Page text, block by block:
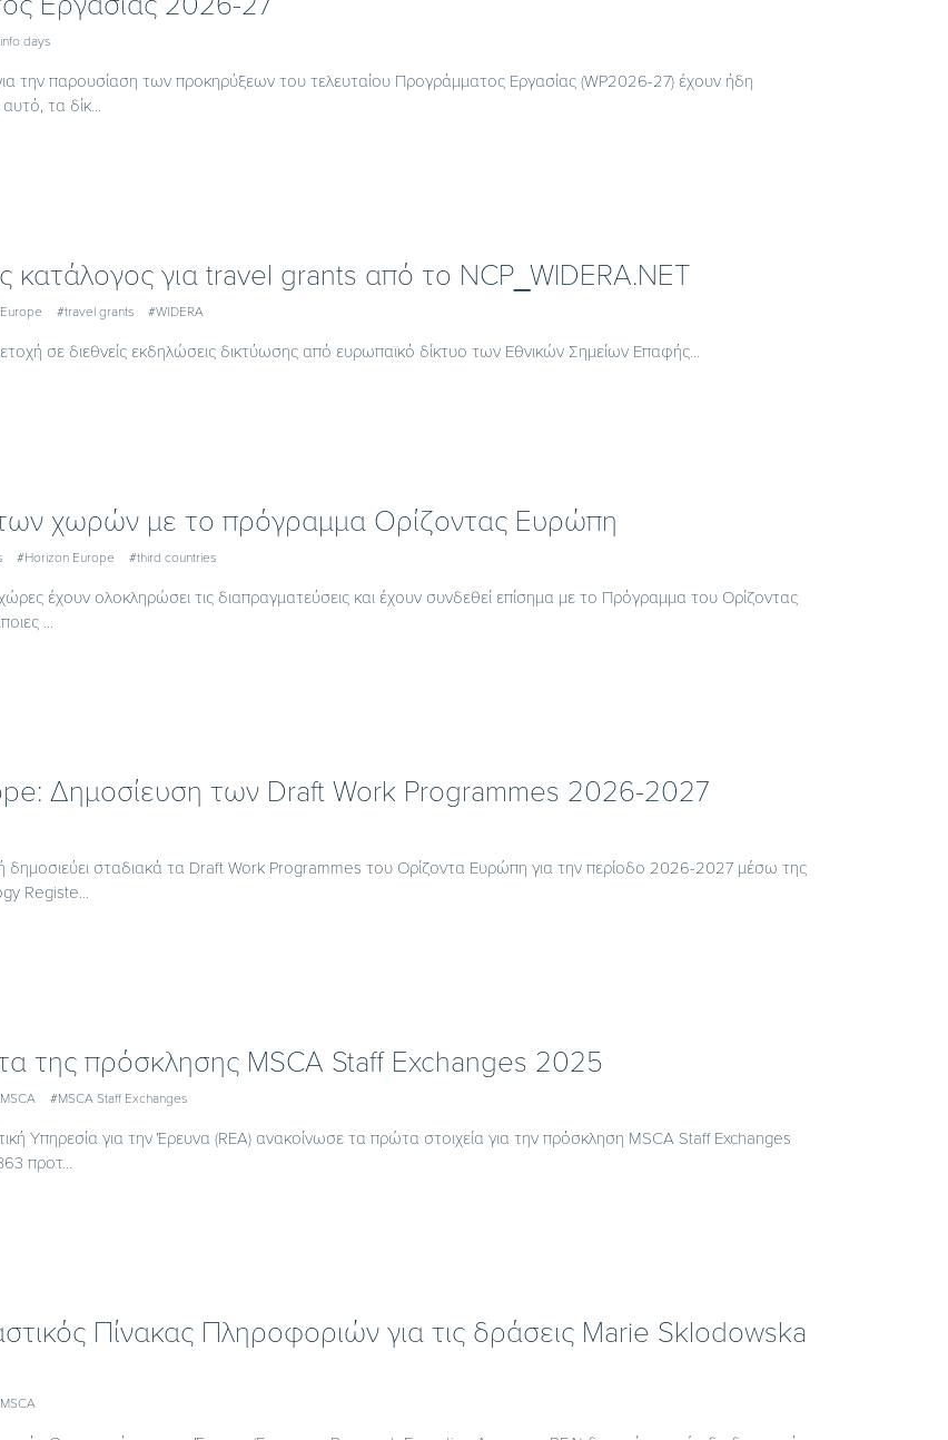
days
την παρουσίαση των προκηρύξεων του τελευταίου Προγράμματος Εργασίας (WP2026-27) έχουν ήδη
αυτό, τα δίκ...
κατάλογος για travel grants από το NCP_WIDERA.NET
#travel grants #WIDERA
σε διεθνείς εκδηλώσεις δικτύωσης από ευρωπαϊκό δίκτυο των Εθνικών Σημείων Επαφής...
χωρών με το πρόγραμμα Ορίζοντας Ευρώπη
#Horizon Europe #third countries
έχουν ολοκληρώσει τις διαπραγματεύσεις και έχουν συνδεθεί επίσημα με το Πρόγραμμα του Ορίζοντας
...
Δημοσίευση των Draft Work Programmes 2026-2027
δημοσιεύει σταδιακά τα Draft Work Programmes του Ορίζοντα Ευρώπη για την περίοδο 2026-2027 μέσω της
Registe...
της πρόσκλησης MSCA Staff Exchanges 2025
#MSCA Staff Exchanges
Υπηρεσία για την Έρευνα (REA) ανακοίνωσε τα πρώτα στοιχεία για την πρόσκληση MSCA Staff Exchanges
προτ...
Πίνακας Πληροφοριών για τις δράσεις Marie Sklodowska